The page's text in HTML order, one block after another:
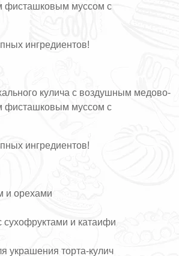
фисташковым муссом с
ингредиентов!
кулича с воздушным медово-
фисташковым муссом с
ингредиентов!
и орехами
сухофруктами и катаифи
украшения торта-кулич